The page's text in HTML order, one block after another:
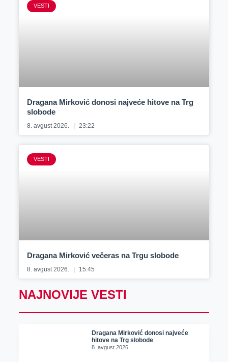
VESTI
Dragana Mirković donosi najveće hitove na Trg
slobode
8. avgust 2026. 23:22
VESTI
Dragana Mirković večeras na Trgu slobode
8. avgust 2026. 15:45
NAJNOVIJE VESTI
Dragana Mirković donosi najveće
hitove na Trg slobode
8. avgust 2026.